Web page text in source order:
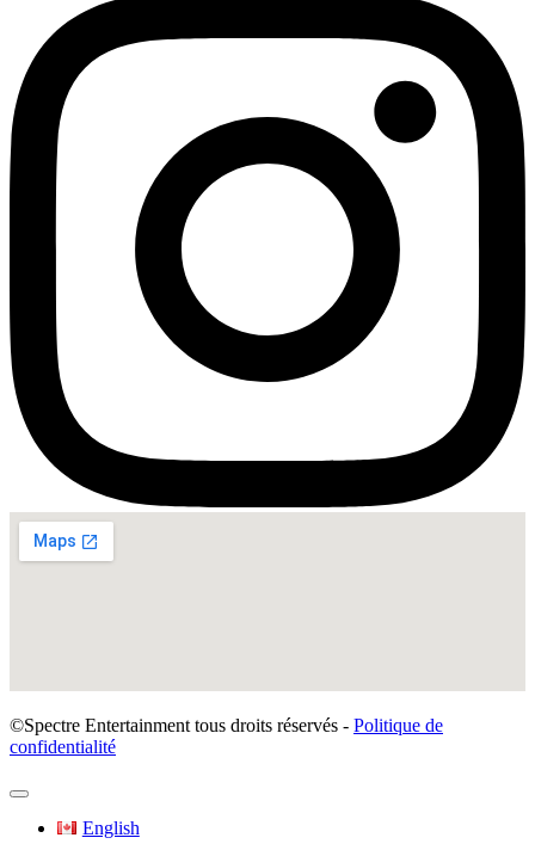
©Spectre Entertainment tous droits réservés - Politique de
confidentialité
English